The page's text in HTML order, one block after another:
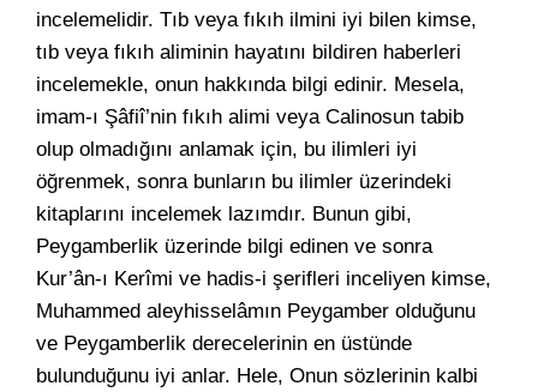
incelemelidir. Tıb veya fıkıh ilmini iyi bilen kimse,
tıb veya fıkıh aliminin hayatını bildiren haberleri
incelemekle, onun hakkında bilgi edinir. Mesela,
imam-ı Şâfiî’nin fıkıh alimi veya Calinosun tabib
olup olmadığını anlamak için, bu ilimleri iyi
öğrenmek, sonra bunların bu ilimler üzerindeki
kitaplarını incelemek lazımdır. Bunun gibi,
Peygamberlik üzerinde bilgi edinen ve sonra
Kur’ân-ı Kerîmi ve hadis-i şerifleri inceliyen kimse,
Muhammed aleyhisselâmın Peygamber olduğunu
ve Peygamberlik derecelerinin en üstünde
bulunduğunu iyi anlar. Hele, Onun sözlerinin kalbi